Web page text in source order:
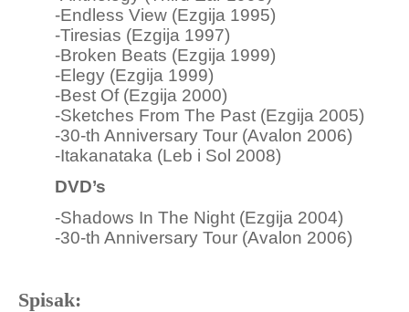
-Endless View (Ezgija 1995)
-Tiresias (Ezgija 1997)
-Broken Beats (Ezgija 1999)
-Elegy (Ezgija 1999)
-Best Of (Ezgija 2000)
-Sketches From The Past (Ezgija 2005)
-30-th Anniversary Tour (Avalon 2006)
-Itakanataka (Leb i Sol 2008)
DVD’s
-Shadows In The Night (Ezgija 2004)
-30-th Anniversary Tour (Avalon 2006)
Spisak: